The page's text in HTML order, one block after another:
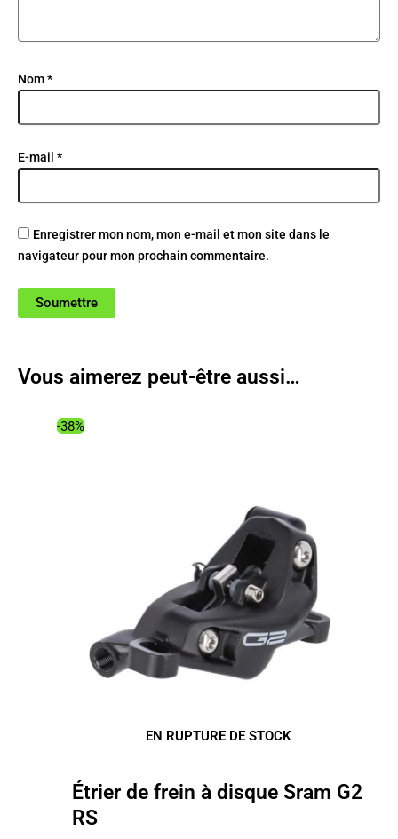
Nom*
E-mail *
Enregistrer mon nom, mon e-mail et mon site dans le
navigateur pour mon prochain commentaire.
Vous aimerez peut-être aussi…
-38%
EN RUPTURE DE STOCK
Étrier de frein à disque Sram G2
RS